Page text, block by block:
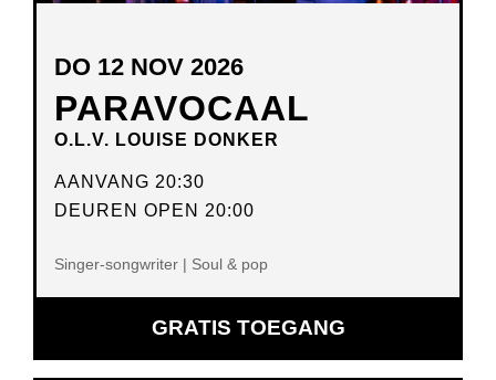
PARAVOCAAL
O.L.V. LOUISE DONKER
DO 12 NOV 2026
AANVANG 20:30
DEUREN OPEN 20:00
Singer-songwriter | Soul & pop
GRATIS TOEGANG